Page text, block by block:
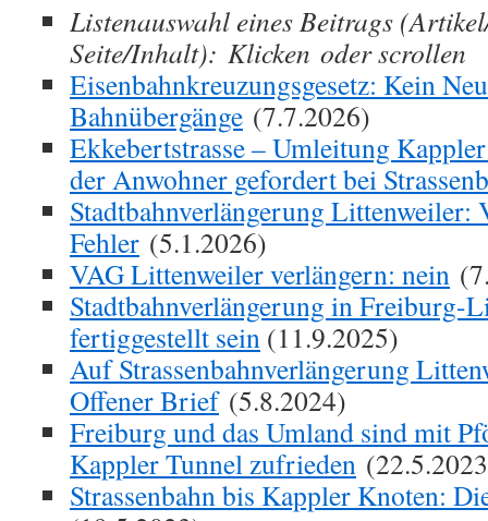
Listenauswahl eines Beitrags
Seite/Inhalt): Klicken oder scrollen
Eisenbahnkreuzungsgesetz: Kein
Bahnübergänge (7.7.2026)
Ekkebertstrasse – Umleitung
der Anwohner gefordert bei
Stadtbahnverlängerung Littenweiler:
Fehler (5.1.2026)
VAG Littenweiler verlängern: nein
Stadtbahnverlängerung in Freiburg-
fertiggestellt sein (11.9.2025)
Auf Strassenbahnverlängerung
Offener Brief(5.8.2024)
Freiburg und das Umland sind mit
Kappler Tunnel zufrieden
Strassenbahn bis Kappler Knoten: